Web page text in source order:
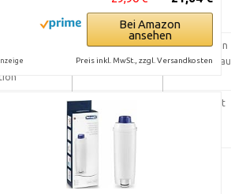
mögliche
deutlich erhöht
abhängig von
Systemaufbau
kann
geringer
biologischer
Stoffwechsel
leicht erhöht
Reinigung
Bei Amazon
ansehen
Preis inkl. MwSt., zzgl. Versandkosten